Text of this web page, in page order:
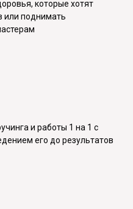
которые хотят
или поднимать
и работы 1 на 1 с
его до результатов